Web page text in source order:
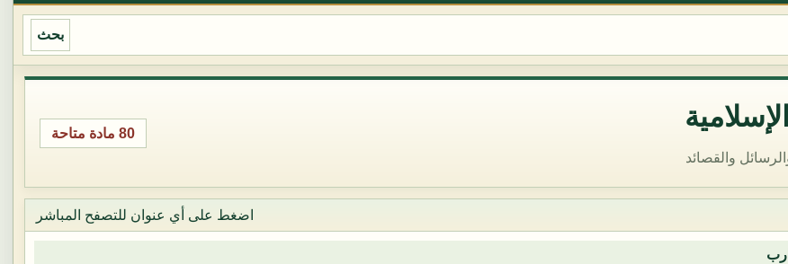
بحث
والقصائد
80 مادة متاحة
اضغط على أي عنوان للتصفح المباشر